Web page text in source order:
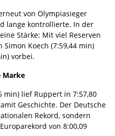
von Olympiasieger
lange kontrollierte. In der
Stärke: Mit viel Reserven
Koech (7:59,44 min)
vorbei.
Marke
min) lief Ruppert in 7:57,80
Geschichte. Der Deutsche
Rekord, sondern
von 8:00,09